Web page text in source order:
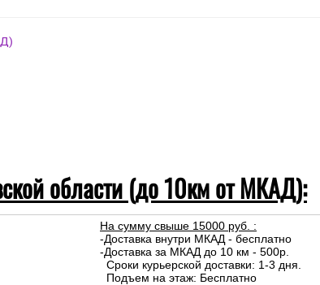
области (до 10км от МКАД):
На сумму свыше 15000 руб. :
-Доставка внутри МКАД - бесплатно
-Доставка за МКАД до 10 км - 500р.
Сроки курьерской доставки: 1-3 дня.
Подъем на этаж: Бесплатно